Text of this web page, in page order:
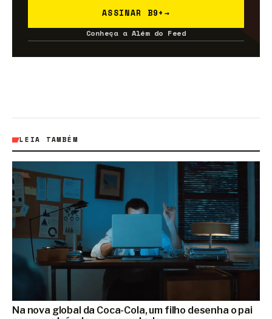
ASSINAR B9+ →
Conheça a Além do Feed
LEIA TAMBÉM
Na nova global da Coca-Cola, um filho desenha o pai